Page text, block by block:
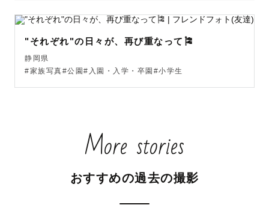
🎇８月の撮影は指名料0円
🎐9月の撮影は指名料3,000円でお受けいたします
※ラブグラフ経由・スタンダードプラン以上の御依頼に限
ります。
お申込み時は指名料が加算されていますが、
"それぞれ"の日々が、再び重なって🎏
静岡県
#家族写真#公園#入園・入学・卒園#小学生
More stories
おすすめの過去の撮影